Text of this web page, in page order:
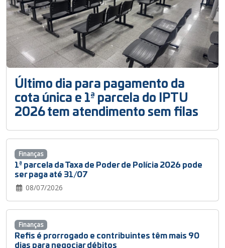
Último dia para pagamento da
cota única e 1ª parcela do IPTU
2026 tem atendimento sem filas
1ª parcela da Taxa de Poder de Polícia 2026 pode
ser paga até 31/07
08/07/2026
Finanças
Refis é prorrogado e contribuintes têm mais 90
dias para negociar débitos
Finanças